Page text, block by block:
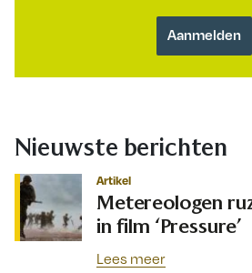
Nieuwste berichten
Artikel
Metereologen
in film ‘Pressure’
Lees meer